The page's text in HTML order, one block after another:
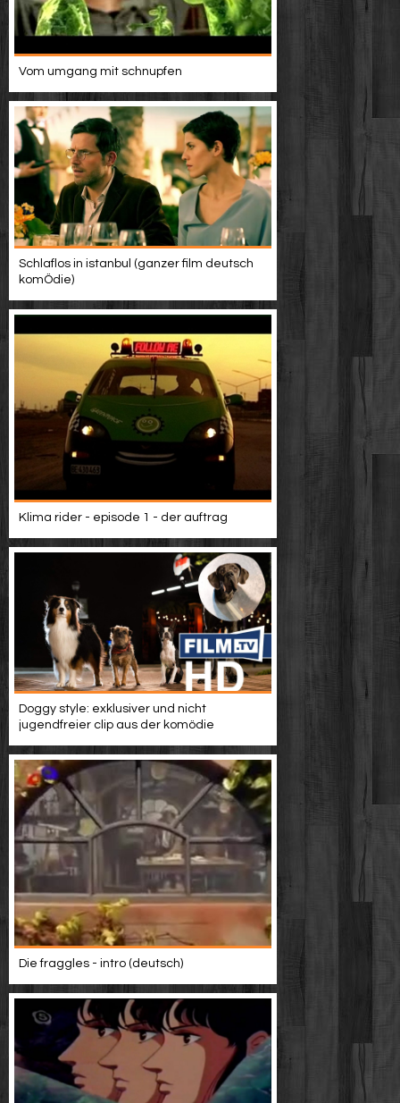
Video suchen
Vom umgang mit schnupfen
Schlaflos in istanbul (ganzer film deutsch
komÖdie)
Klima rider - episode 1 - der auftrag
Doggy style: exklusiver und nicht
jugendfreier clip aus der komödie
Die fraggles - intro (deutsch)